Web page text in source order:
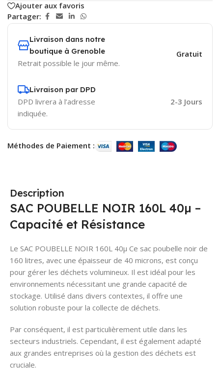
Ajouter aux favoris
Partager:
Livraison dans notre
boutique à Grenoble
Retrait possible le jour même.
Gratuit
Livraison par DPD
DPD livrera à l’adresse
indiquée.
2-3 Jours
Méthodes de Paiement :
Description
SAC POUBELLE NOIR 160L 40µ –
Capacité et Résistance
Le SAC POUBELLE NOIR 160L 40µ Ce sac poubelle noir de
160 litres, avec une épaisseur de 40 microns, est conçu
pour gérer les déchets volumineux. Il est idéal pour les
environnements nécessitant une grande capacité de
stockage. Utilisé dans divers contextes, il offre une
solution robuste pour la collecte de déchets.
Par conséquent, il est particulièrement utile dans les
secteurs industriels. Cependant, il est également adapté
aux grandes entreprises où la gestion des déchets est
cruciale.